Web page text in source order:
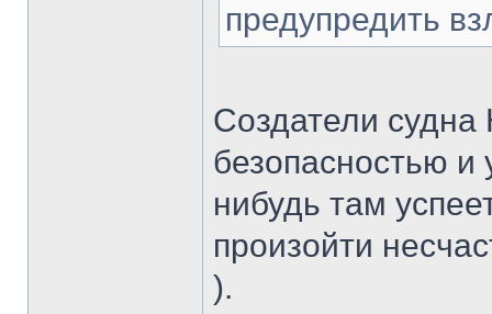
предупредить
Создатели
безопасностью и
нибудь там
произойти
).